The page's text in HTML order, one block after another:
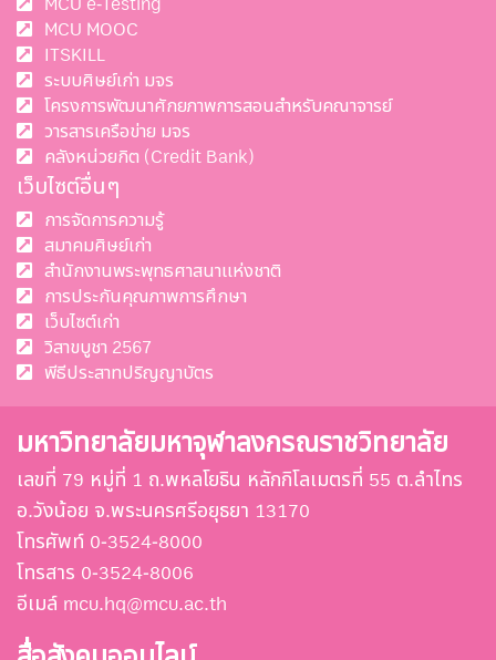
MCU MOOC
ITSKILL
ระบบศิษย์เก่า มจร
โครงการพัฒนาศักยภาพการสอนสำหรับคณาจารย์
วารสารเครือข่าย มจร
คลังหน่วยกิต (Credit Bank)
เว็บไซต์อื่นๆ
การจัดการความรู้
สมาคมศิษย์เก่า
สำนักงานพระพุทธศาสนาแห่งชาติ
การประกันคุณภาพการศึกษา
เว็บไซต์เก่า
วิสาขบูชา 2567
พีธีประสาทปริญญาบัตร
มหาวิทยาลัยมหาจุฬาลงกรณราชวิทยาลัย
เลขที่ 79 หมู่ที่ 1 ถ.พหลโยธิน หลักกิโลเมตรที่ 55 ต.ลำไทร
อ.วังน้อย จ.พระนครศรีอยุธยา 13170
โทรศัพท์ 0-3524-8000
โทรสาร 0-3524-8006
อีเมล์ mcu.hq@mcu.ac.th